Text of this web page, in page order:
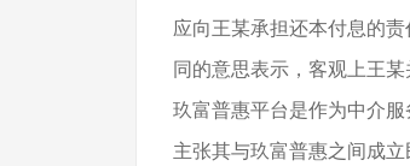
应向王某承担还本付息的
同的意思表示，客观上王
玖富普惠平台是作为中介
主张其与玖富普惠之间成